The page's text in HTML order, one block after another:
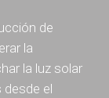
de
la
la luz solar
el